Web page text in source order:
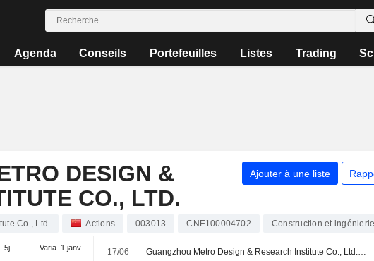
Agenda Conseils Portefeuilles Listes Trading
DESIGN &
CO., LTD.
Ajouter à une liste
Co., Ltd. Actions 003013 CNE100004702 Construction et ingénierie
5j. Varia. 1 janv. 17/06 Guangzhou Metro Design & Research Institute Co., Ltd. annonce son plan définitif de distribution de dividendes sur actions A pour l'exercice 2025, avec une mise en paiement le 24 juin 2026